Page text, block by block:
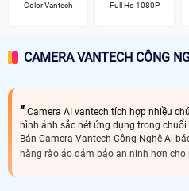
Color Vantech
Full Hd 1080P
CAMERA VANTECH CÔNG
Camera AI vantech tích hợp nhiều
hình ảnh sắc nét ứng dụng trong
Bán Camera Vantech Công Nghệ Ai
hàng rào ảo đảm bảo an ninh hơn